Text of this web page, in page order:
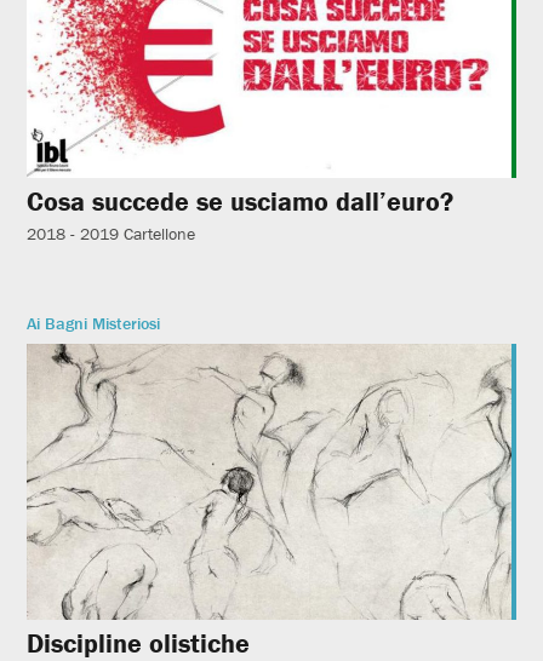
Cosa succede se usciamo dall’euro?
2018 - 2019 Cartellone
Ai Bagni Misteriosi
Discipline olistiche